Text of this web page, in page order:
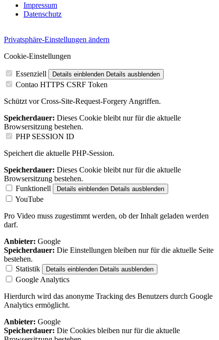
Impressum
Datenschutz
Privatsphäre-Einstellungen ändern
Cookie-Einstellungen
Essenziell Details einblenden Details ausblenden
Contao HTTPS CSRF Token
Schützt vor Cross-Site-Request-Forgery Angriffen.
Speicherdauer: Dieses Cookie bleibt nur für die aktuelle
Browsersitzung bestehen.
PHP SESSION ID
Speichert die aktuelle PHP-Session.
Speicherdauer: Dieses Cookie bleibt nur für die aktuelle
Browsersitzung bestehen.
Funktionell
Details einblenden Details ausblenden
YouTube
Pro Video muss zugestimmt werden, ob der Inhalt geladen werden
darf.
Anbieter: Google
Speicherdauer: Die Einstellungen bleiben nur für die aktuelle Seite
bestehen.
Statistik
Details einblenden Details ausblenden
Google Analytics
Hierdurch wird das anonyme Tracking des Benutzers durch Google
Analytics ermöglicht.
Anbieter: Google
Speicherdauer: Die Cookies bleiben nur für die aktuelle